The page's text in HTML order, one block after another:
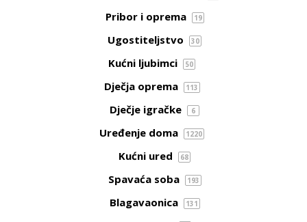
Pribor i oprema 19
Ugostiteljstvo 30
Kućni ljubimci 50
Dječja oprema 113
Dječje igračke 6
Uređenje doma 1220
Kućni ured 68
Spavaća soba 193
Blagavaonica 131